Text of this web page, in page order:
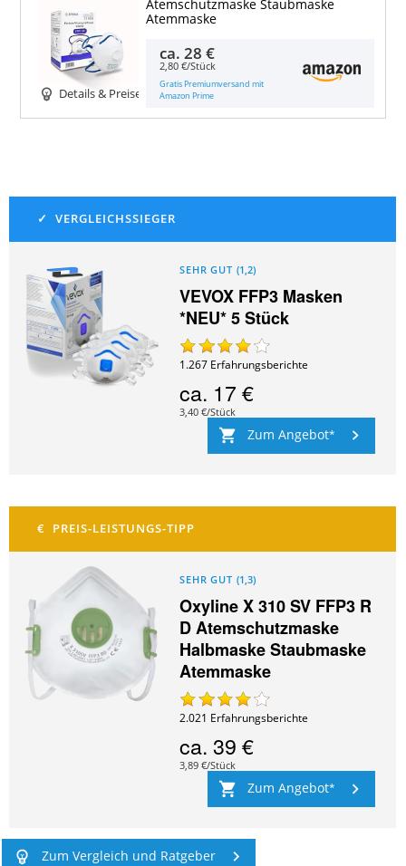
Details & Preise
Atemschutzmaske Staubmaske
Atemmaske
ca.28 €
2,80 €/Stück
Gratis Premiumversand mit
Amazon Prime
SEHR GUT (1,2)
VEVOX FFP3 Masken
*NEU* 5 Stück
1.267 Erfahrungsberichte
ca. 17 €
3,40 €/Stück
Zum Angebot
SEHR GUT (1,3)
Oxyline X 310 SV FFP3 R
D Atemschutzmaske
Halbmaske Staubmaske
Atemmaske
2.021 Erfahrungsberichte
ca.39 €
3,89 €/Stück
Zum Angebot
Zum Vergleich und Ratgeber